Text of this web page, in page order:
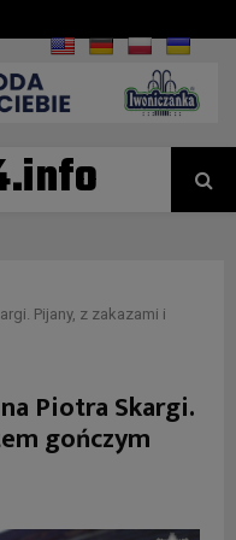
Pijany, z zakazami i
Piotra Skargi.
gończym